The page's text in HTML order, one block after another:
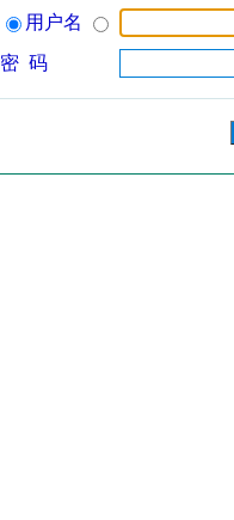
用户名
密 码